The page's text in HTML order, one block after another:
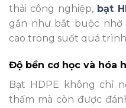
thải công nghiệp, bạt
gần như bắt buộc
cao trong suốt quá
Độ bền cơ học và hóa
Bạt HDPE không chỉ
thấm mà còn được